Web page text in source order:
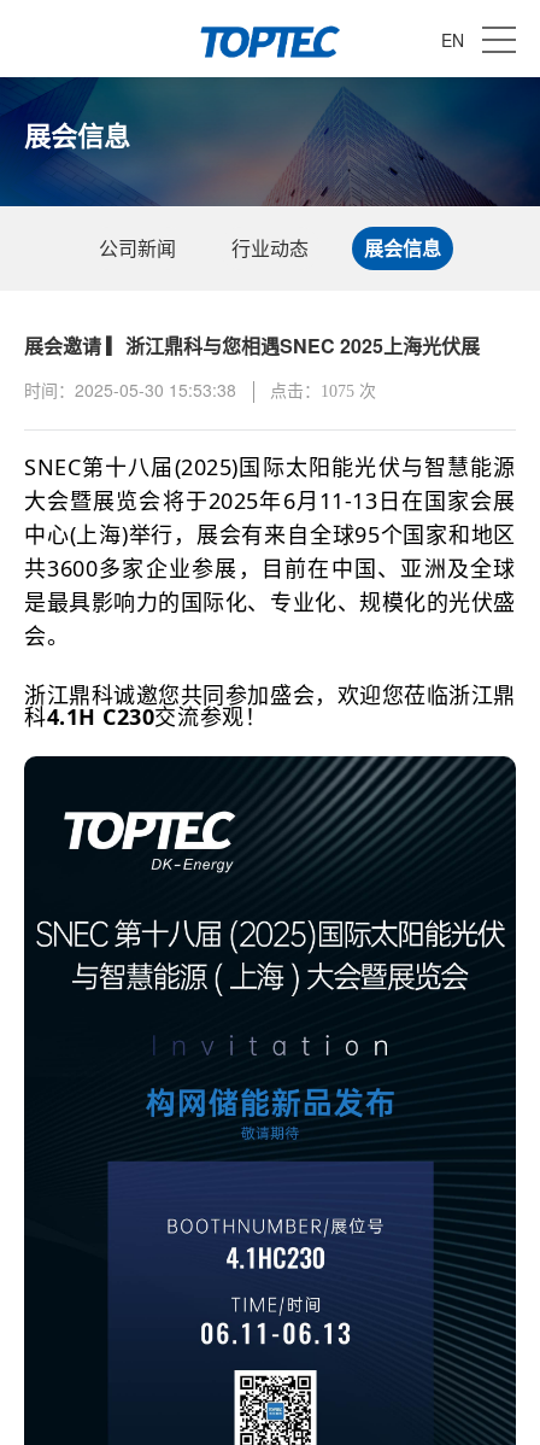
EN
展会信息
公司新闻 行业动态 展会信息
展会邀请 ▎浙江鼎科与您相遇SNEC 2025上海光伏展
时间：2025-05-30 15:53:38 点击：1075 次
SNEC第十八届(2025)国际太阳能光伏与智慧能源
大会暨展览会将于2025年6月11-13日在国家会展
中心(上海)举行，展会有来自全球95个国家和地区
共3600多家企业参展，目前在中国、亚洲及全球
是最具影响力的国际化、专业化、规模化的光伏盛
会。
浙江鼎科诚邀您共同参加盛会，欢迎您莅临浙江鼎
科4.1H C230交流参观！